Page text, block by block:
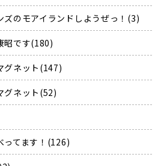
ズのモアイランドしようぜっ！(3)
昭です(180)
グネット(147)
グネット(52)
ってます！(126)